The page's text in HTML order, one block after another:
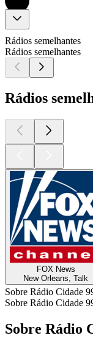
Rádios semelhantes
Rádios semelhantes
Rádios
FOX News
New Orleans, Talk
Sobre Rádio Cidade
Sobre Rádio Cidade
Sobre Rádio